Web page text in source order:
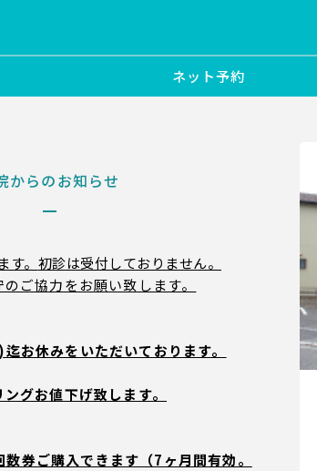
ネット予約
からのお知らせ
。 初診は受付しておりません。
ご協力をお願い致します。
お休みをいただいております。
グお値下げ致します。
ご購入できます（7ヶ月間有効。